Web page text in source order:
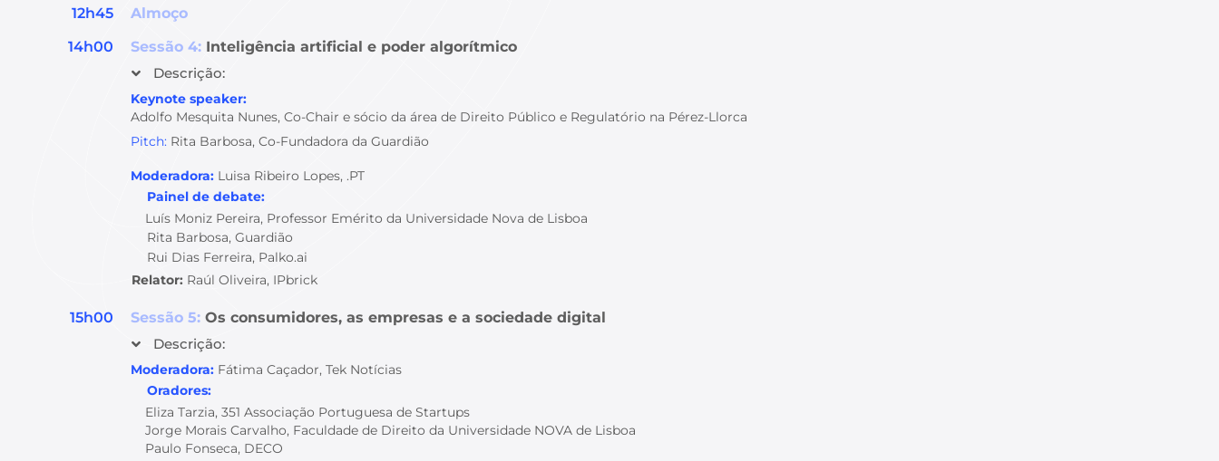
12h45
Almoço
14h00
Sessão 4: Inteligência artificial e poder algorítmico
Descrição:
Keynote speaker:
Adolfo Mesquita Nunes, Co-Chair e sócio da área de Direito Público e Regulatório na Pérez-Llorca
Pitch: Rita Barbosa, Co-Fundadora da Guardião
Moderadora: Luisa Ribeiro Lopes, .PT
Painel de debate:
Luís Moniz Pereira, Professor Emérito da Universidade Nova de Lisboa
Rita Barbosa, Guardião
Rui Dias Ferreira, Palko.ai
Relator: Raúl Oliveira, IPbrick
15h00 Sessão 5: Os consumidores, as empresas e a sociedade digital
Descrição:
Moderadora: Fátima Caçador, Tek Notícias
Oradores:
Eliza Tarzia, 351 Associação Portuguesa de Startups
Jorge Morais Carvalho, Faculdade de Direito da Universidade NOVA de Lisboa
Paulo Fonseca, DECO